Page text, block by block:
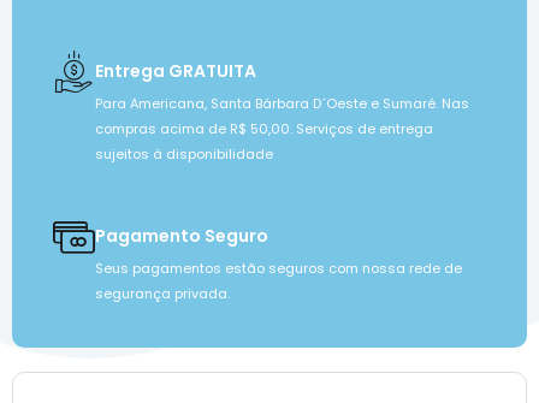
Entrega GRATUITA
Para Americana, Santa Bárbara D´Oeste e Sumaré. Nas
compras acima de R$ 50,00. Serviços de entrega
sujeitos à disponibilidade
Pagamento Seguro
Seus pagamentos estão seguros com nossa rede de
segurança privada.